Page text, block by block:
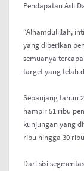
Pendapatan Asli
“Alhamdulillah,
yang diberikan
semuanya
target yang telah
Sepanjang tahun
hampir 51 ribu
kunjungan yang
ribu hingga 30
Dari sisi